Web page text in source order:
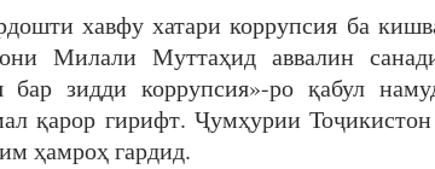
хавфу хатари коррупсия ба
Милали Муттаҳид аввалин
бар зидди коррупсия»-ро қабул
қарор гирифт. Ҷумҳурии
ҳамроҳ гардид.